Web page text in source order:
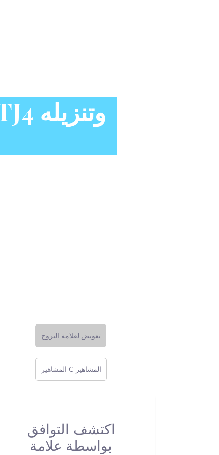
تعويض لعلامة البروج
المشاهير C المشاهير
اكتشف التوافق
بواسطة علامة